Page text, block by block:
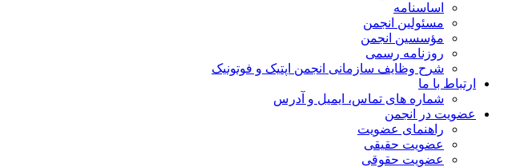
اساسنامه
مسئولین انجمن
مؤسسین انجمن
روزنامه رسمی
شرح وظایف سازمانی انجمن اپتیک و فوتونیک
ارتباط با ما
شماره های تماس، ایمیل و آدرس
عضویت در انجمن
راهنمای عضویت
عضویت حقیقی
عضویت حقوقی